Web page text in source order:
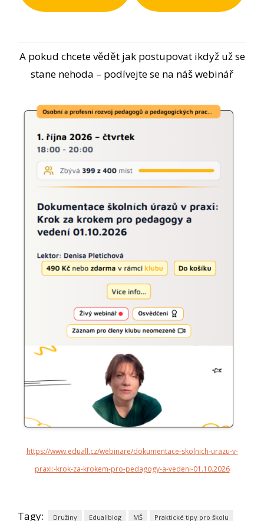
A pokud chcete vědět jak postupovat ikdyž už se
stane nehoda – podívejte se na náš webinář
https://www.eduall.cz/webinare/dokumentace-skolnich-urazu-v-
praxi:-krok-za-krokem-pro-pedagogy-a-vedeni-01.10.2026
Tagy: Družiny Eduallblog MŠ Praktické tipy pro školu